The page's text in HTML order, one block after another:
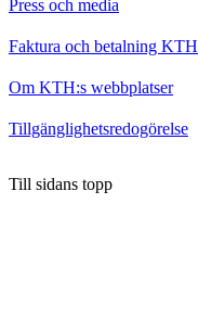
Press och media
Faktura och betalning KTH
Om KTH:s webbplatser
Tillgänglighetsredogörelse
Till sidans topp